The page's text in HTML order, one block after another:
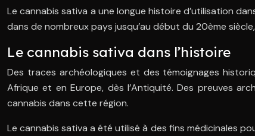
Le cannabis sativa a une longue histoire d’utilisation
dans de nombreux pays jusqu’au début du 20ème
Le cannabis sativa dans l’histoire
Des traces archéologiques et des témoignages
Afrique et en Europe, dès l’Antiquité. Des preuves
cannabis dans cette région.
Le cannabis sativa a été utilisé à des fins médicinales